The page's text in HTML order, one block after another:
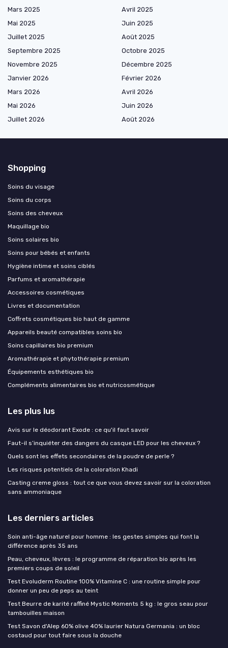
Mars 2025
Avril 2025
Mai 2025
Juin 2025
Juillet 2025
Août 2025
Septembre 2025
Octobre 2025
Novembre 2025
Décembre 2025
Janvier 2026
Février 2026
Mars 2026
Avril 2026
Mai 2026
Juin 2026
Juillet 2026
Août 2026
Shopping
Soins du visage
Soins du corps
Soins des cheveux
Maquillage bio
Soins solaires bio
Soins pour bébés et enfants
Hygiène intime et soins ciblés
Parfums et aromathérapie
Accessoires cosmétiques
Livres et documentation
Coffrets cosmétiques bio haut de gamme
Appareils beauté compatibles soins bio
Soins capillaires bio premium
Aromathérapie et phytothérapie premium
Équipements esthétiques bio
Compléments alimentaires bio et nutricosmétique
Les plus lus
Avis sur le déodorant Exode : ce qu'il faut savoir
Faut-il s’inquiéter des dangers du casque LED pour les cheveux ?
Quels sont les effets secondaires de la poudre de perle ?
Les risques potentiels de la coloration Khadi
Casting creme gloss : tout ce que vous devez savoir sur la coloration
sans ammoniaque
Les derniers articles
Soin anti-âge naturel pour homme : les gestes simples qui font la
différence après 35 ans
Peau, cheveux, lèvres : le programme de réparation bio après les
premiers coups de soleil
Test Evoluderm Routine 100% Vitamine C : une routine simple pour
donner un peu de peps au teint
Test Beurre de karité raffiné Mystic Moments 5 kg : le gros seau pour
tambouilles maison
Test Savon d'Alep 60% olive 40% laurier Natura Germania : un bloc
costaud pour tout faire sous la douche